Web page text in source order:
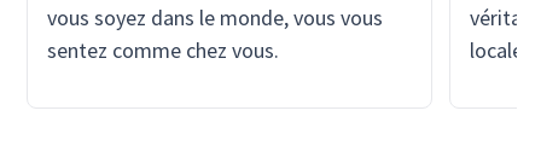
vous soyez dans le monde, vous vous
sentez comme chez vous.
locales.